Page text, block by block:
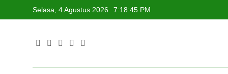
to
Selasa, 4 Agustus 2026 7:18:46 PM